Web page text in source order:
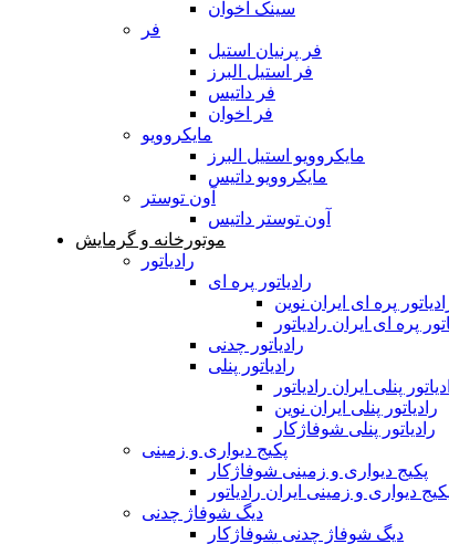
سینک اخوان
فر
فر پرنیان استیل
فر استیل البرز
فر داتیس
فر اخوان
مایکروویو
مایکروویو استیل البرز
مایکروویو داتیس
آون توستر
آون توستر داتیس
موتورخانه و گرمایش
رادیاتور
رادیاتور پره ای
پره ای ایران نوین
پره ای ایران رادیاتور
رادیاتور چدنی
رادیاتور پنلی
پنلی ایران رادیاتور
رادیاتور پنلی ایران نوین
رادیاتور پنلی شوفاژکار
پکیج دیواری و زمینی
پکیج دیواری و زمینی شوفاژکار
دیواری و زمینی ایران رادیاتور
دیگ شوفاژ چدنی
دیگ شوفاژ چدنی شوفاژکار